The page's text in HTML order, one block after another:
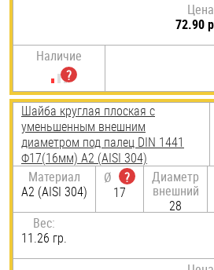
72.90
Наличие
Шайба круглая плоская с
уменьшенным внешним
диаметром под палец DIN 1441
Ф17(16мм) А2 (AISI 304)
Материал
А2 (AISI 304)
Ø
?
17
Диаметр
внешний
28
Вес:
11.26 гр.